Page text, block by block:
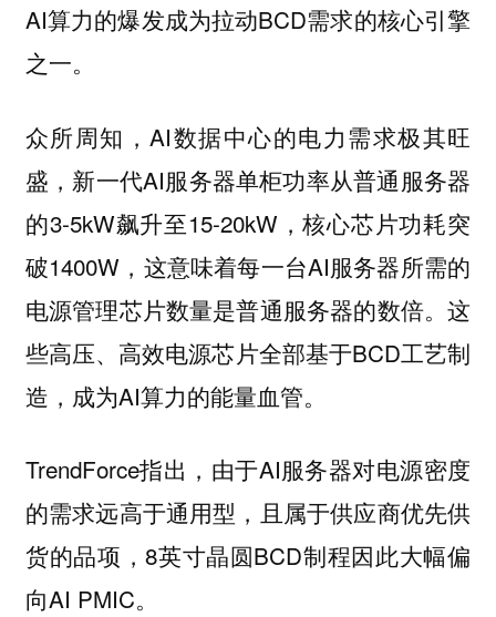
AI算力的爆发成为拉动BCD需求的核心引擎
之一。
众所周知，AI数据中心的电力需求极其旺
盛，新一代AI服务器单柜功率从普通服务器
的3-5kW飙升至15-20kW，核心芯片功耗突
破1400W，这意味着每一台AI服务器所需的
电源管理芯片数量是普通服务器的数倍。这
些高压、高效电源芯片全部基于BCD工艺制
造，成为AI算力的能量血管。
TrendForce指出，由于AI服务器对电源密度
的需求远高于通用型，且属于供应商优先供
货的品项，8英寸晶圆BCD制程因此大幅偏
向AI PMIC。